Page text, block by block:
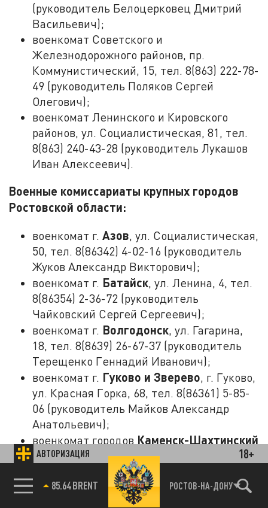
АВТОРИЗАЦИЯ 18+
85.64 BRENT РОСТОВ-НА-ДОНУ
(руководитель Белоцерковец Дмитрий
Васильевич);
военкомат Советского и
Железнодорожного районов, пр.
Коммунистический, 15, тел. 8(863) 222-78-
49 (руководитель Поляков Сергей
Олегович);
военкомат Ленинского и Кировского
районов, ул. Социалистическая, 81, тел.
8(863) 240-43-28 (руководитель Лукашов
Иван Алексеевич).
Военные комиссариаты крупных городов
Ростовской области:
военкомат г.Азов, ул. Социалистическая,
50, тел. 8(86342) 4-02-16 (руководитель
Жуков Александр Викторович);
военкомат г. Батайск, ул. Ленина, 4, тел.
8(86354) 2-36-72 (руководитель
Чайковский Сергей Сергеевич);
военкомат г. Волгодонск, ул. Гагарина,
18, тел. 8(8639) 26-67-37 (руководитель
Терещенко Геннадий Иванович);
военкомат г. Гуково и Зверево, г. Гуково,
ул. Красная Горка, 68, тел. 8(86361) 5-85-
06 (руководитель Майков Александр
Анатольевич);
военкомат городов Каменск-Шахтинский
и Донецк, г. Каменск-Шахтинский, ул.
Ленина, 80, тел. 8(86365) 7-55-48,
(руководитель Васильцов Юрий